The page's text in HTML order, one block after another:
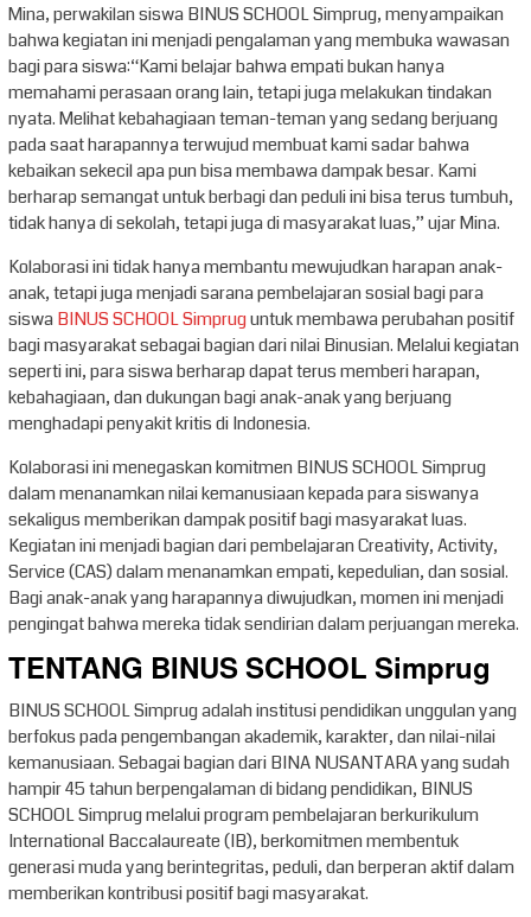
Mina, perwakilan siswa BINUS SCHOOL Simprug, menyampaikan
bahwa kegiatan ini menjadi pengalaman yang membuka wawasan
bagi para siswa:“Kami belajar bahwa empati bukan hanya
memahami perasaan orang lain, tetapi juga melakukan tindakan
nyata. Melihat kebahagiaan teman-teman yang sedang berjuang
pada saat harapannya terwujud membuat kami sadar bahwa
kebaikan sekecil apa pun bisa membawa dampak besar. Kami
berharap semangat untuk berbagi dan peduli ini bisa terus tumbuh,
tidak hanya di sekolah, tetapi juga di masyarakat luas,” ujar Mina.
Kolaborasi ini tidak hanya membantu mewujudkan harapan anak-
anak, tetapi juga menjadi sarana pembelajaran sosial bagi para
siswaBINUS SCHOOL Simpruguntuk membawa perubahan positif
bagi masyarakat sebagai bagian dari nilai Binusian. Melalui kegiatan
seperti ini, para siswa berharap dapat terus memberi harapan,
kebahagiaan, dan dukungan bagi anak-anak yang berjuang
menghadapi penyakit kritis di Indonesia.
Kolaborasi ini menegaskan komitmen BINUS SCHOOL Simprug
dalam menanamkan nilai kemanusiaan kepada para siswanya
sekaligus memberikan dampak positif bagi masyarakat luas.
Kegiatan ini menjadi bagian dari pembelajaran Creativity, Activity,
Service (CAS) dalam menanamkan empati, kepedulian, dan sosial.
Bagi anak-anak yang harapannya diwujudkan, momen ini menjadi
pengingat bahwa mereka tidak sendirian dalam perjuangan mereka.
TENTANG BINUS SCHOOL Simprug
BINUS SCHOOL Simprug adalah institusi pendidikan unggulan yang
berfokus pada pengembangan akademik, karakter, dan nilai-nilai
kemanusiaan. Sebagai bagian dari BINA NUSANTARA yang sudah
hampir 45 tahun berpengalaman di bidang pendidikan, BINUS
SCHOOL Simprug melalui program pembelajaran berkurikulum
International Baccalaureate (IB), berkomitmen membentuk
generasi muda yang berintegritas, peduli, dan berperan aktif dalam
memberikan kontribusi positif bagi masyarakat.